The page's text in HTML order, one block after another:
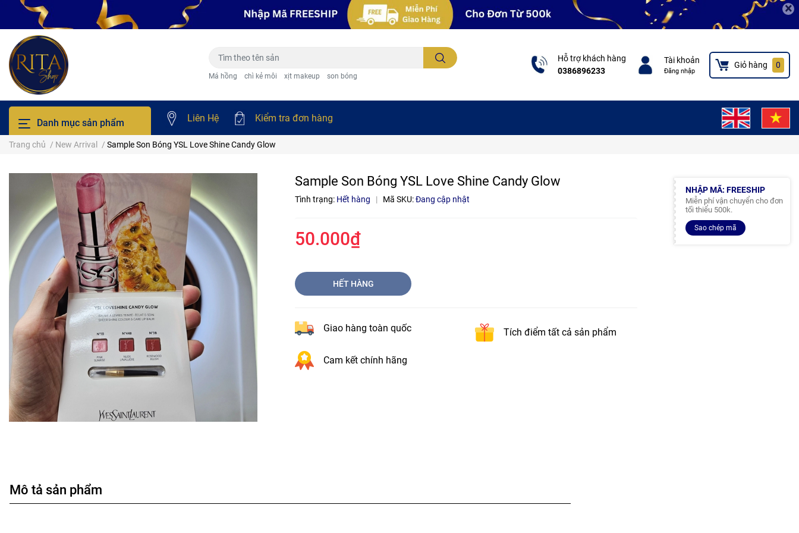
×
Má hồng chì kẻ môi xịt makeup son bóng
Hỗ trợ khách hàng
0386896233
Tài khoản
Đăng nhập
Giỏ hàng 0
Danh mục sản phẩm Liên Hệ Kiểm tra đơn hàng
Trang chủ / New Arrival / Sample Son Bóng YSL Love Shine Candy Glow
Sample Son Bóng YSL Love Shine Candy Glow
Tình trạng: Hết hàng | Mã SKU:Đang cập nhật
50.000₫
HẾT HÀNG
Giao hàng toàn quốc Tích điểm tất cả sản phẩm
Cam kết chính hãng
NHẬP MÃ: FREESHIP
Miễn phí vận chuyển cho đơn
tối thiểu 500k.
Sao chép mã
Mô tả sản phẩm